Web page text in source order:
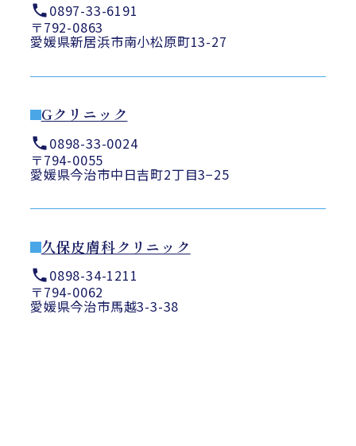
0897-33-6191
〒792-0863
愛媛県新居浜市南小松原町13-27
Gクリニック
0898-33-0024
〒794-0055
愛媛県今治市中日吉町2丁目3−25
久保皮膚科クリニック
0898-34-1211
〒794-0062
愛媛県今治市馬越3-3-38